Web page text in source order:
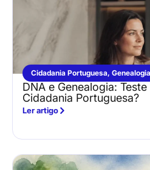
Cidadania Portuguesa, Genealogia
DNA e Genealogia:
Cidadania Portuguesa?
Ler artigo